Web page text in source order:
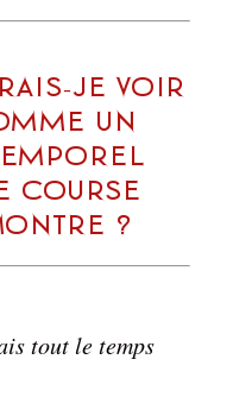
je voir
un
course
?
tout le temps